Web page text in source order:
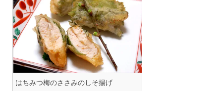
はちみつ梅のささみのしそ揚げ